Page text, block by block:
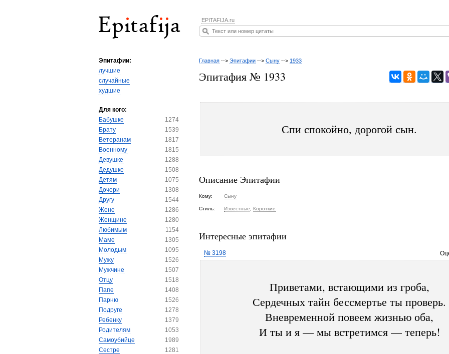
EPITAFIJA.ru
Эпитафии:
лучшие
случайные
худшие
Для кого:
Бабушке
1274
Брату
1539
Ветеранам
1817
Военному
1815
Девушке
1288
Дедушке
1508
Детям
1075
Дочери
1308
Другу
1544
Жене
1286
Женщине
1280
Любимым
1154
Маме
1305
Молодым
1095
Мужу
1526
Мужчине
1507
Отцу
1518
Папе
1408
Парню
1526
Подруге
1278
Ребенку
1379
Родителям
1053
Самоубийце
1989
Сестре
1281
Главная --> Эпитафии --> Сыну --> 1933
Эпитафия № 1933
Спи спокойно, дорогой сын.
Описание Эпитафии
Кому: Сыну
Стиль: Известные Короткие
Интересные эпитафии
№ 3198
Приветами, встающими из гроба,
Сердечных тайн бессмертье ты проверь.
Вневременной повеем жизнью оба,
И ты и я — мы встретимся — теперь!